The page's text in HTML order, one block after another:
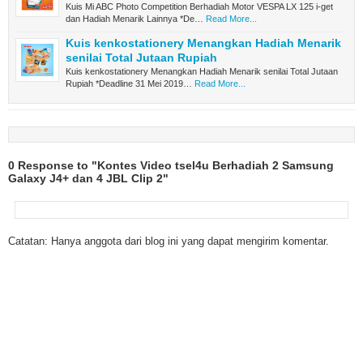
Kuis Mi ABC Photo Competition Berhadiah Motor VESPA LX 125 i-get
dan Hadiah Menarik Lainnya *De…
Read More...
Kuis kenkostationery Menangkan Hadiah Menarik
senilai Total Jutaan Rupiah
Kuis kenkostationery Menangkan Hadiah Menarik senilai Total Jutaan
Rupiah *Deadline 31 Mei 2019…
Read More...
0 Response to "Kontes Video tsel4u Berhadiah 2 Samsung
Galaxy J4+ dan 4 JBL Clip 2"
Catatan: Hanya anggota dari blog ini yang dapat mengirim komentar.